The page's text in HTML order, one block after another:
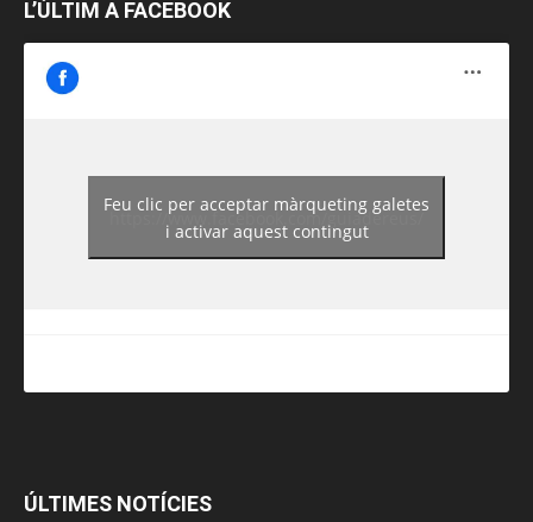
L’ÚLTIM A FACEBOOK
https://www.facebook.com/guiadereus/
Feu clic per acceptar màrqueting galetes
i activar aquest contingut
ÚLTIMES NOTÍCIES